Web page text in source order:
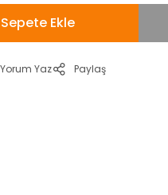
Sepete Ekle
Yorum Yaz Paylaş